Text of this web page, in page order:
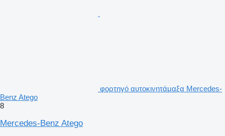
φορτηγό αυτοκινητάμαξα Mercedes-
Benz Atego
8
Mercedes-Benz Atego